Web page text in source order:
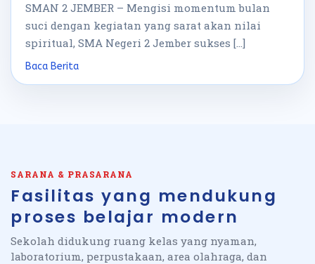
SMAN 2 JEMBER – Mengisi momentum bulan
suci dengan kegiatan yang sarat akan nilai
spiritual, SMA Negeri 2 Jember sukses […]
Baca Berita
SARANA & PRASARANA
Fasilitas yang mendukung
proses belajar modern
Sekolah didukung ruang kelas yang nyaman,
laboratorium, perpustakaan, area olahraga, dan